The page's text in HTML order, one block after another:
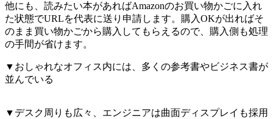
他にも、読みたい本があればAmazonのお買い物かごに入れ
た状態でURLを代表に送り申請します。購入OKが出ればそ
のまま買い物かごから購入してもらえるので、購入側も処理
の手間が省けます。
▼おしゃれなオフィス内には、多くの参考書やビジネス書が
並んでいる
▼デスク周りも広々、エンジニアは曲面ディスプレイも採用